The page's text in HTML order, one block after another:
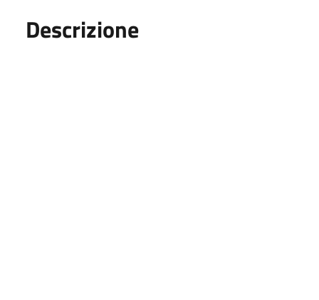
Descrizione